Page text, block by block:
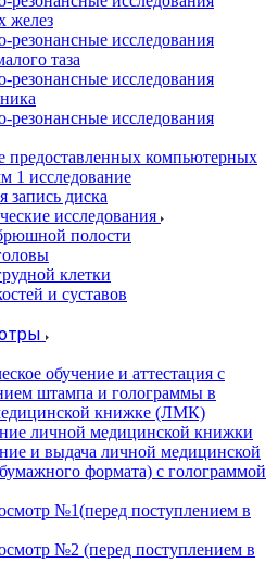
желез
резонансные исследования
таза
резонансные исследования
резонансные исследования
предоставленных компьютерных
1 исследование
запись диска
исследования
полости
клетки
и суставов
обучение и аттестация с
штампа и голограммы в
книжке (ЛМК)
личной медицинской книжки
и выдача личной медицинской
формата) с голограммой
№1(перед поступлением в
№2 (перед поступлением в